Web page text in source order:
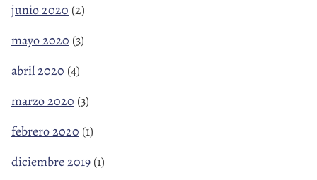
junio 2020 (2)
mayo 2020 (3)
abril 2020 (4)
marzo 2020 (3)
febrero 2020 (1)
diciembre 2019 (1)